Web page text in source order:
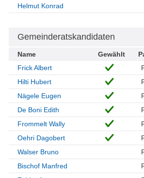
Helmut Konrad
Gemeinderatskandidaten
Name Gewählt
Frick Albert
Hilti Hubert
Nägele Eugen
De Boni Edith
Frommelt Wally
Oehri Dagobert
Walser Bruno
Bischof Manfred